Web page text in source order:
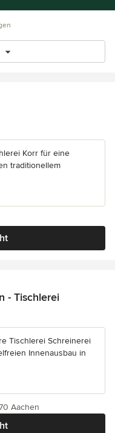
Sternen
Korr für eine
traditionellem
- Tischlerei
Sternen
Tischlerei Schreinerei
Innenausbau in
Aachen